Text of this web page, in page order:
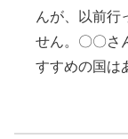
んが、以前行
せん。〇〇さ
すすめの国は